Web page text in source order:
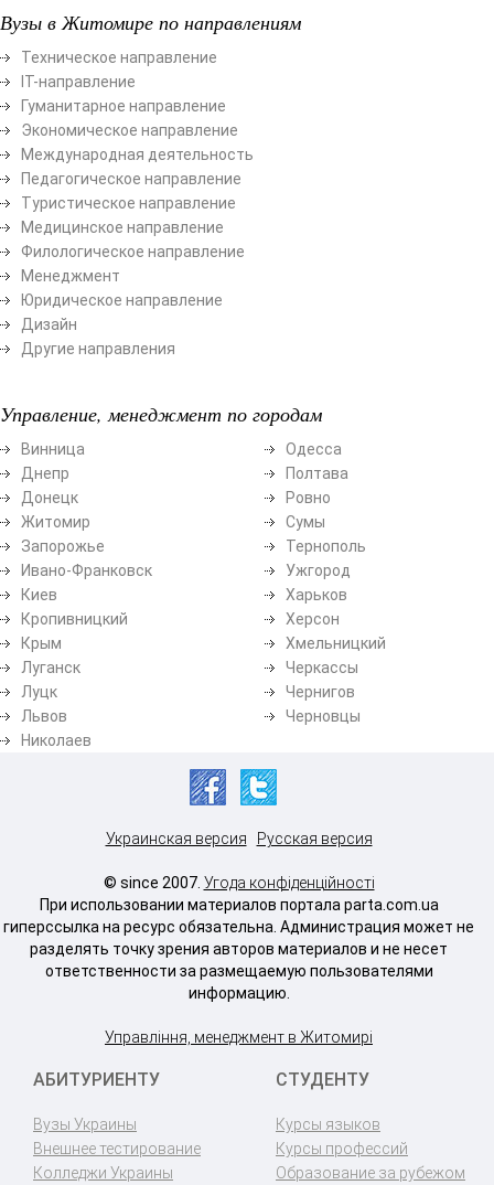
Вузы в Житомире по направлениям
Техническое направление
ІТ-направление
Гуманитарное направление
Экономическое направление
Международная деятельность
Педагогическое направление
Туристическое направление
Медицинское направление
Филологическое направление
Менеджмент
Юридическое направление
Дизайн
Другие направления
Управление, менеджмент по городам
Винница
Днепр
Донецк
Житомир
Запорожье
Ивано-Франковск
Киев
Кропивницкий
Крым
Луганск
Луцк
Львов
Николаев
Одесса
Полтава
Ровно
Сумы
Тернополь
Ужгород
Харьков
Херсон
Хмельницкий
Черкассы
Чернигов
Черновцы
Украинская версия Русская версия
© since 2007. Угода конфіденційності
При использовании материалов портала parta.com.ua
гиперссылка на ресурс обязательна. Администрация может не
разделять точку зрения авторов материалов и не несет
ответственности за размещаемую пользователями
информацию.
Управління, менеджмент в Житомирі
АБИТУРИЕНТУ
Вузы Украины
Внешнее тестирование
Колледжи Украины
СТУДЕНТУ
Курсы языков
Курсы профессий
Образование за рубежом